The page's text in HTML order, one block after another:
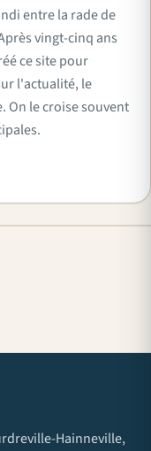
entre la rade de
vingt-cinq ans
ce site pour
l'actualité, le
le croise souvent
Hainneville,